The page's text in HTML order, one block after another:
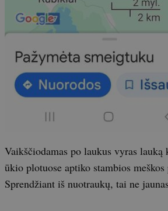
Vaikščiodamas po laukus vyras lauką
ūkio plotuose aptiko stambios meškos
Sprendžiant iš nuotraukų, tai ne